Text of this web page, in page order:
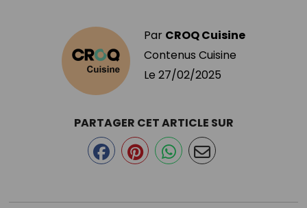
Par CROQ Cuisine
Contenus Cuisine
Le 27/02/2025
PARTAGER CET ARTICLE SUR